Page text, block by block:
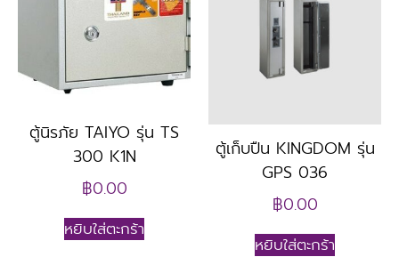
ตู้นิรภัย TAIYO รุ่น TS
300 K1N
฿0.00
หยิบใส่ตะกร้า
ตู้เก็บปืน KINGDOM รุ่น
GPS 036
฿0.00
หยิบใส่ตะกร้า